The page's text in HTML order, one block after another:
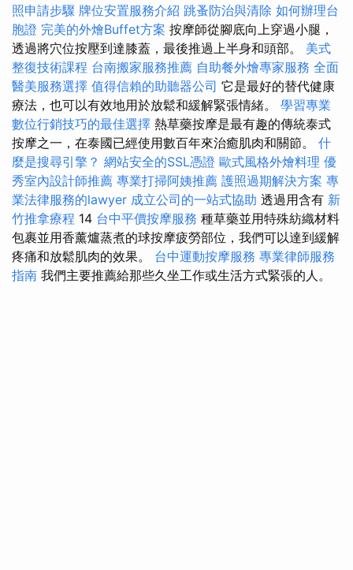
照申請步驟 牌位安置服務介紹 跳蚤防治與清除 如何辦理台
胞證 完美的外燴Buffet方案 按摩師從腳底向上穿過小腿，
透過將穴位按壓到達膝蓋，最後推過上半身和頭部。 美式
整復技術課程 台南搬家服務推薦 自助餐外燴專家服務 全面
醫美服務選擇 值得信賴的助聽器公司 它是最好的替代健康
療法，也可以有效地用於放鬆和緩解緊張情緒。 學習專業
數位行銷技巧的最佳選擇 熱草藥按摩是最有趣的傳統泰式
按摩之一，在泰國已經使用數百年來治癒肌肉和關節。 什
麼是搜尋引擎？ 網站安全的SSL憑證 歐式風格外燴料理 優
秀室內設計師推薦 專業打掃阿姨推薦 護照過期解決方案 專
業法律服務的lawyer 成立公司的一站式協助 透過用含有 新
竹推拿療程 14 台中平價按摩服務 種草藥並用特殊紡織材料
包裹並用香薰爐蒸煮的球按摩疲勞部位，我們可以達到緩解
疼痛和放鬆肌肉的效果。 台中運動按摩服務 專業律師服務
指南 我們主要推薦給那些久坐工作或生活方式緊張的人。